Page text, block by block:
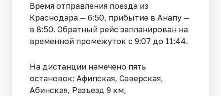
Время отправления поезда из
Краснодара — 6:50, прибытие в Анапу —
в 8:50. Обратный рейс запланирован на
временной промежуток с 9:07 до 11:44.
На дистанции намечено пять
остановок: Афипская, Северская,
Абинская, Разъезд 9 км,